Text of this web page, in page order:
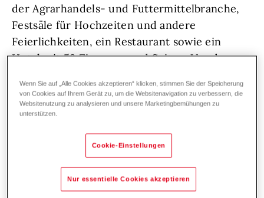
der Agrarhandels- und Futtermittelbranche,
Festsäle für Hochzeiten und andere
Feierlichkeiten, ein Restaurant sowie ein
Hotel mit 59 Zimmern und Suiten. Um den
immer auf dem neuesten Stand der Technik
zu bleiben, werden laufend Schritte zur
2021 stand die Sanierung der Heizung an. Die
alte Ölheizung arbeitete längst nicht mehr
effizient und auch die zusätzliche mobile
Holzpelletsanlage lief nicht zufriedenstellend
Wenn Sie auf „Alle Cookies akzeptieren“ klicken, stimmen Sie der Speicherung
von Cookies auf Ihrem Gerät zu, um die Websitenavigation zu verbessern, die
Websitenutzung zu analysieren und unsere Marketingbemühungen zu
unterstützen.
Cookie-Einstellungen
Nur essentielle Cookies akzeptieren